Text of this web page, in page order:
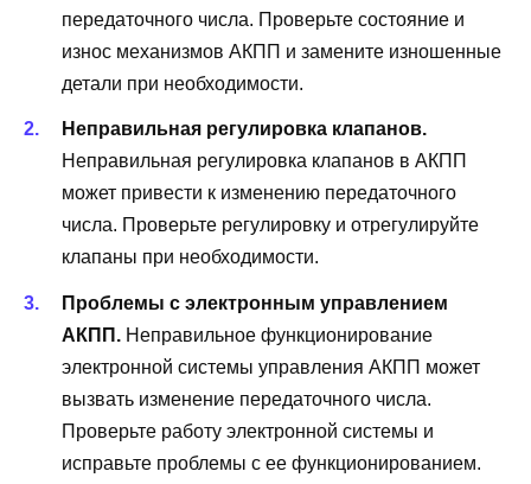
передаточного числа. Проверьте состояние и
износ механизмов АКПП и замените изношенные
детали при необходимости.
Неправильная регулировка клапанов.
Неправильная регулировка клапанов в АКПП
может привести к изменению передаточного
числа. Проверьте регулировку и отрегулируйте
клапаны при необходимости.
Проблемы с электронным управлением
АКПП. Неправильное функционирование
электронной системы управления АКПП может
вызвать изменение передаточного числа.
Проверьте работу электронной системы и
исправьте проблемы с ее функционированием.